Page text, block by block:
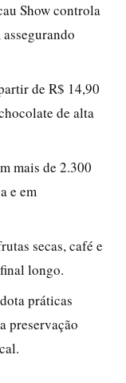
Show controla
de R$ 14,90
de alta
mais de 2.300
e em
secas, café e
longo.
práticas
preservação